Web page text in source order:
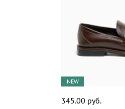
NEW
345.00 руб.